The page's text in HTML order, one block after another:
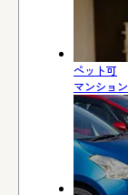
ペット可
マンション